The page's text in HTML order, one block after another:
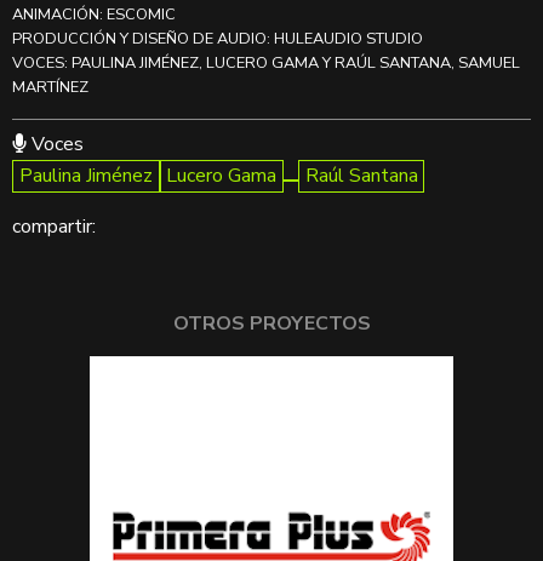
ANIMACIÓN: ESCOMIC
PRODUCCIÓN Y DISEÑO DE AUDIO: HULEAUDIO STUDIO
VOCES: PAULINA JIMÉNEZ, LUCERO GAMA Y RAÚL SANTANA, SAMUEL
MARTÍNEZ
Voces
Paulina Jiménez Lucero Gama
Raúl Santana
compartir:
OTROS PROYECTOS